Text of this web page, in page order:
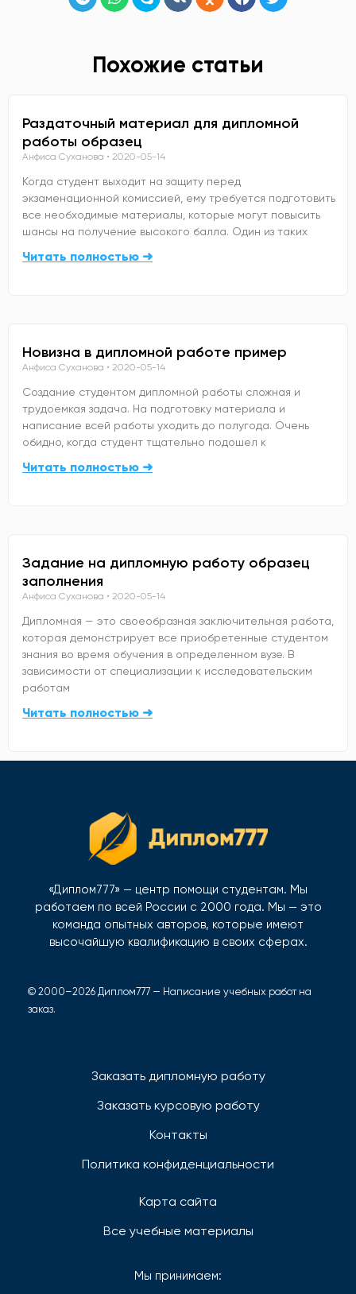
Похожие статьи
Раздаточный материал для дипломной
работы образец
Анфиса Суханова 2020-05-14
Когда студент выходит на защиту перед
экзаменационной комиссией, ему требуется подготовить
все необходимые материалы, которые могут повысить
шансы на получение высокого балла. Один из таких
Читать полностью ➜
Новизна в дипломной работе пример
Анфиса Суханова 2020-05-14
Создание студентом дипломной работы сложная и
трудоемкая задача. На подготовку материала и
написание всей работы уходить до полугода. Очень
обидно, когда студент тщательно подошел к
Читать полностью ➜
Задание на дипломную работу образец
заполнения
Анфиса Суханова 2020-05-14
Дипломная — это своеобразная заключительная работа,
которая демонстрирует все приобретенные студентом
знания во время обучения в определенном вузе. В
зависимости от специализации к исследовательским
работам
Читать полностью ➜
«Диплом777» — центр помощи студентам. Мы
работаем по всей России с 2000 года. Мы — это
команда опытных авторов, которые имеют
высочайшую квалификацию в своих сферах.
© 2000–2026 Диплом777 — Написание учебных работ на
заказ.
Заказать дипломную работу
Заказать курсовую работу
Контакты
Политика конфиденциальности
Карта сайта
Все учебные материалы
Мы принимаем: